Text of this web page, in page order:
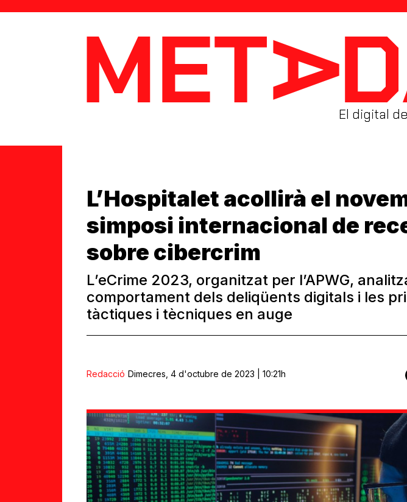
MetaData
El digital
L’Hospitalet acollirà el
simposi internacional de
sobre cibercrim
L’eCrime 2023, organitzat per l’APWG,
comportament dels deliqüents digitals i les
tàctiques i tècniques en auge
Redacció Dimecres, 4 d'octubre de 2023 | 10:21h